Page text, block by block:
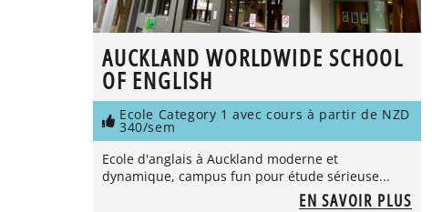
AUCKLAND WORLDWIDE SCHOOL
OF ENGLISH
Ecole Category 1 avec cours à partir de NZD
340/sem
Ecole d'anglais à Auckland moderne et
dynamique, campus fun pour étude sérieuse...
EN SAVOIR PLUS